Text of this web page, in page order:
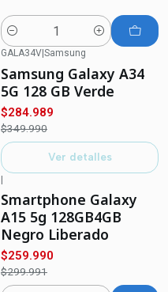
Cantidad
No disponible
GALA34V Samsung
Samsung Galaxy A34
5G 128 GB Verde
$284.989
$349.990
Ver detalles
|
Smartphone Galaxy
A15 5g 128GB4GB
Negro Liberado
$259.990
$299.991